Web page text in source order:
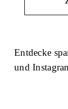
Entdecke
und